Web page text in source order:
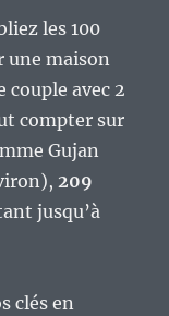
les 100
une maison
couple avec 2
compter sur
Gujan
209
jusqu’à
clés en